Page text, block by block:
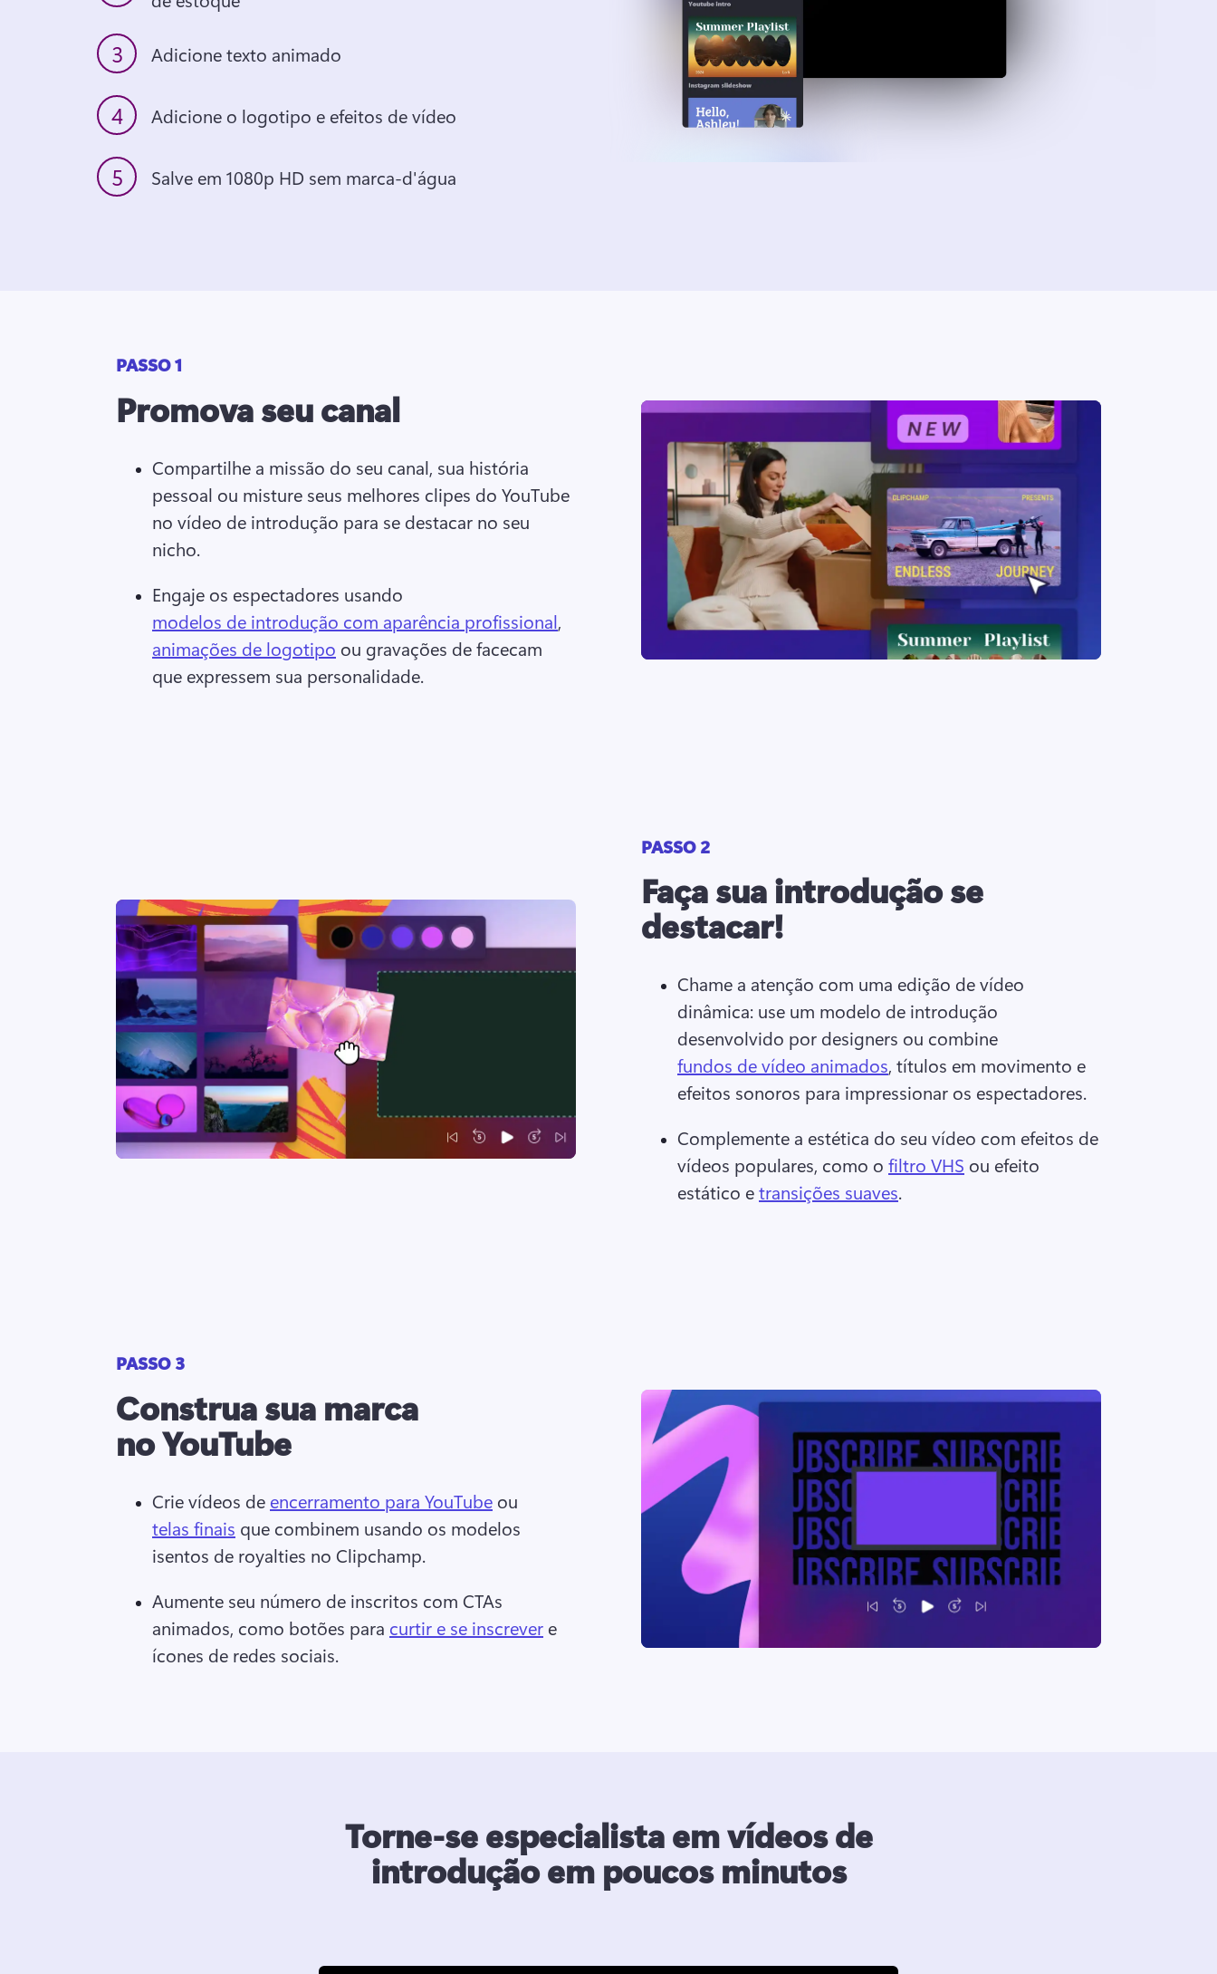
3 Adicione texto animado
4 Adicione o logotipo e efeitos de vídeo
5 Salve em 1080p HD sem marca-d'água
PASSO 1
Promova seu canal
Compartilhe a missão do seu canal, sua história
pessoal ou misture seus melhores clipes do YouTube
no vídeo de introdução para se destacar no seu
nicho.
Engaje os espectadores usando
modelos de introdução com aparência profissional,
animações de logotipo ou gravações de facecam
que expressem sua personalidade.
PASSO 2
Faça sua introdução se
destacar!
Chame a atenção com uma edição de vídeo
dinâmica: use um modelo de introdução
desenvolvido por designers ou combine
fundos de vídeo animados, títulos em movimento e
efeitos sonoros para impressionar os espectadores.
Complemente a estética do seu vídeo com efeitos de
vídeos populares, como o filtro VHS ou efeito
estático e transições suaves.
PASSO 3
Construa sua marca
no YouTube
Crie vídeos de encerramento para YouTube ou
telas finais que combinem usando os modelos
isentos de royalties no Clipchamp.
Aumente seu número de inscritos com CTAs
animados, como botões para curtir e se inscrever e
ícones de redes sociais.
Torne-se especialista em vídeos de
introdução em poucos minutos